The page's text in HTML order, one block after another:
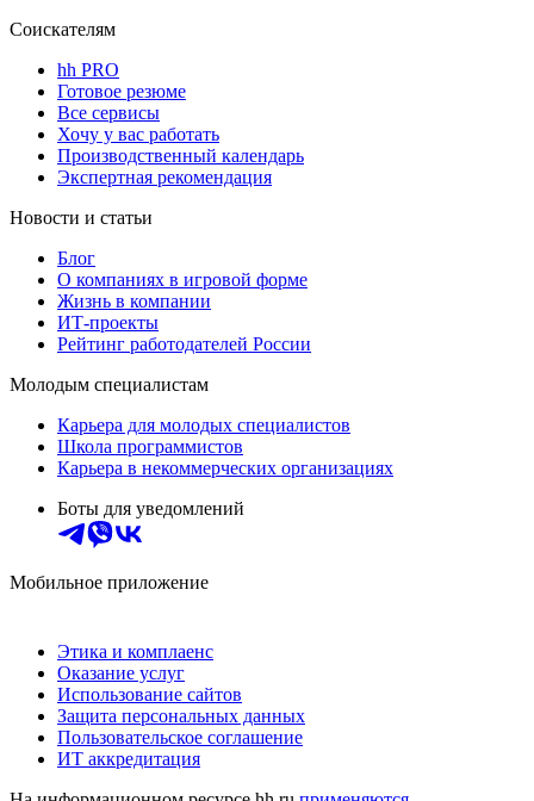
Соискателям
hh PRO
Готовое резюме
Все сервисы
Хочу у вас работать
Производственный календарь
Экспертная рекомендация
Новости и статьи
Блог
О компаниях в игровой форме
Жизнь в компании
ИТ-проекты
Рейтинг работодателей России
Молодым специалистам
Карьера для молодых специалистов
Школа программистов
Карьера в некоммерческих организациях
Боты для уведомлений
Мобильное приложение
Этика и комплаенс
Оказание услуг
Использование сайтов
Защита персональных данных
Пользовательское соглашение
ИТ аккредитация